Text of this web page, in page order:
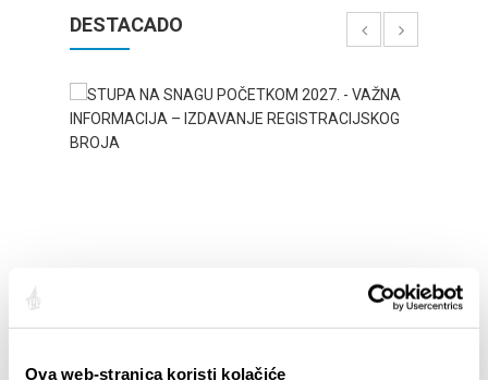
Ova web-stranica koristi kolačiće
DESTACADO
STUPA NA SNAGU POČETKOM 2027.- VAŽNA